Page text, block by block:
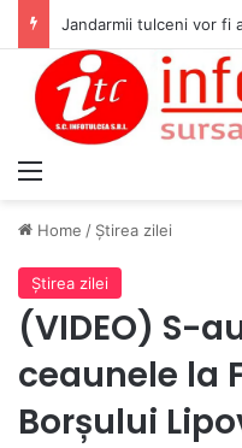
Home / Ştirea zilei
Ştirea zilei
(VIDEO) S-
ceaunele la
Borșului